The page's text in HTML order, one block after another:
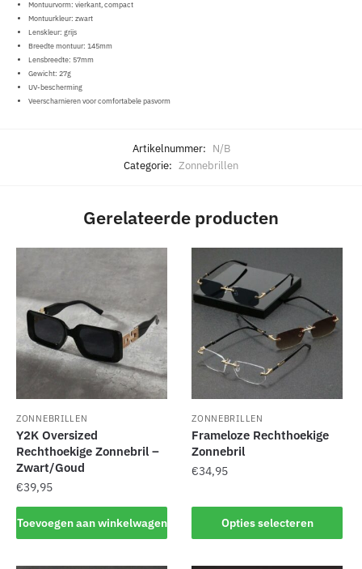
Montuurvorm: vierkant, compact
Montuurkleur: zwart
Lenskleur: grijs
Breedte montuur: 145mm
Lensbreedte: 57mm
Gewicht: 27g
UV-bescherming
Veerscharnieren voor comfortabele pasvorm
Artikelnummer: N/B
Categorie: Zonnebrillen
Gerelateerde producten
ZONNEBRILLEN
Y2K Oversized
Rechthoekige Zonnebril –
Zwart/Goud
€39,95
Toevoegen aan winkelwagen
ZONNEBRILLEN
Frameloze Rechthoekige
Zonnebril
€34,95
Opties selecteren
product
heeft